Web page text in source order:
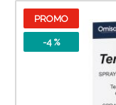
PROMO
-4 %